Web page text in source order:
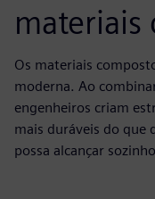
materiais
Os materiais
moderna. Ao
engenheiros criam
mais duráveis do que
possa alcançar